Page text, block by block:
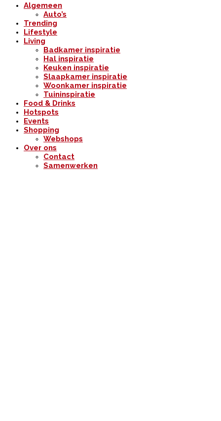
Algemeen
Auto’s
Trending
Lifestyle
Living
Badkamer inspiratie
Hal inspiratie
Keuken inspiratie
Slaapkamer inspiratie
Woonkamer inspiratie
Tuininspiratie
Food & Drinks
Hotspots
Events
Shopping
Webshops
Over ons
Contact
Samenwerken